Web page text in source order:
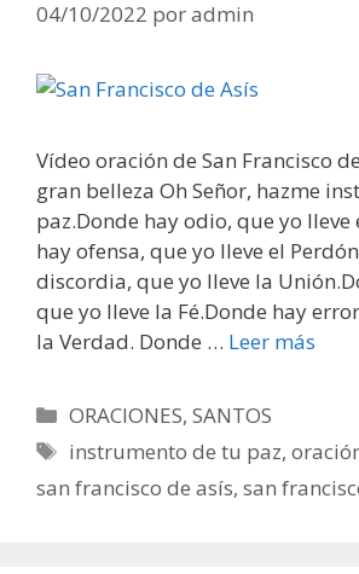
04/10/2022 poradmin
Vídeo oración de San Francisco
gran belleza Oh Señor, hazme
paz.Donde hay odio, que yo lleve
hay ofensa, que yo lleve el
discordia, que yo lleve la
que yo lleve la Fé.Donde hay
la Verdad. Donde … Leer más
Categorías
ORACIONES,SANTOS
Etiquetas
instrumento de tu paz,
san francisco de asís, san